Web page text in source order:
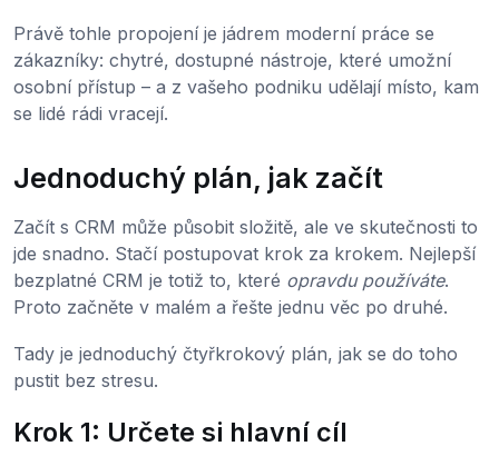
Právě tohle propojení je jádrem moderní práce se
zákazníky: chytré, dostupné nástroje, které umožní
osobní přístup – a z vašeho podniku udělají místo, kam
se lidé rádi vracejí.
Jednoduchý plán, jak začít
Začít s CRM může působit složitě, ale ve skutečnosti to
jde snadno. Stačí postupovat krok za krokem. Nejlepší
bezplatné CRM je totiž to, které opravdu používáte.
Proto začněte v malém a řešte jednu věc po druhé.
Tady je jednoduchý čtyřkrokový plán, jak se do toho
pustit bez stresu.
Krok 1: Určete si hlavní cíl